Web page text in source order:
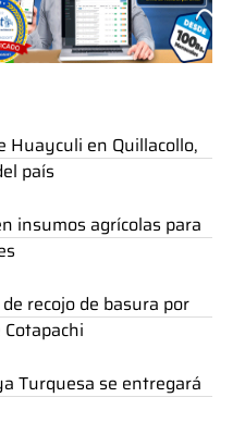
Huayculi en Quillacollo,
país
insumos agrícolas para
recojo de basura por
Turquesa se entregará